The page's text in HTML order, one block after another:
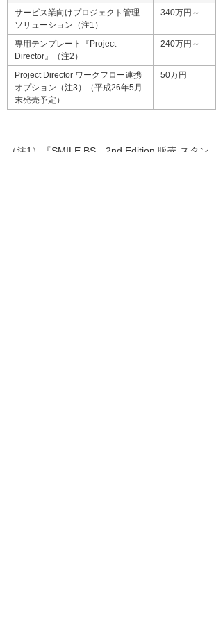
サービス業向けプロジェクト管理
ソリューション（注1）
340万円～
専用テンプレート『Project
Director』（注2）
240万円～
Project Director ワークフロー連携
オプション（注3）（平成26年5月
末発売予定）
50万円
（注1）『SMILE BS 2nd Edition 販売 スタン